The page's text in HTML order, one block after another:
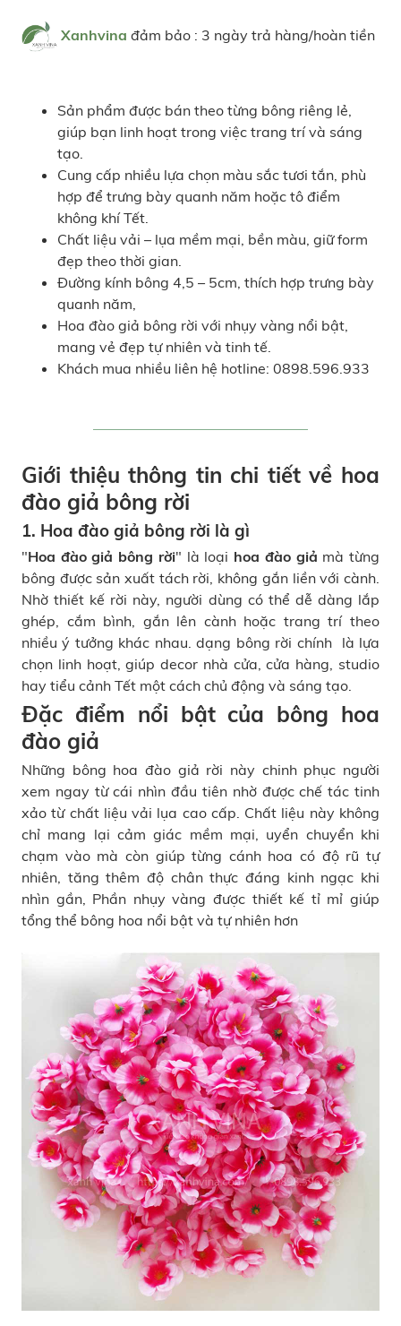
Xanhvina đảm bảo : 3 ngày trả hàng/hoàn tiền
Sản phẩm được bán theo từng bông riêng lẻ,
giúp bạn linh hoạt trong việc trang trí và sáng
tạo.
Cung cấp nhiều lựa chọn màu sắc tươi tắn, phù
hợp để trưng bày quanh năm hoặc tô điểm
không khí Tết.
Chất liệu vải – lụa mềm mại, bền màu, giữ form
đẹp theo thời gian.
Đường kính bông 4,5 – 5cm, thích hợp trưng bày
quanh năm,
Hoa đào giả bông rời với nhụy vàng nổi bật,
mang vẻ đẹp tự nhiên và tinh tế.
Khách mua nhiều liên hệ hotline: 0898.596.933
Giới thiệu thông tin chi tiết về hoa
đào giả bông rời
1. Hoa đào giả bông rời là gì
"Hoa đào giả bông rời" là loại hoa đào giả mà từng
bông được sản xuất tách rời, không gắn liền với cành.
Nhờ thiết kế rời này, người dùng có thể dễ dàng lắp
ghép, cắm bình, gắn lên cành hoặc trang trí theo
nhiều ý tưởng khác nhau. dạng bông rời chính là lựa
chọn linh hoạt, giúp decor nhà cửa, cửa hàng, studio
hay tiểu cảnh Tết một cách chủ động và sáng tạo.
Đặc điểm nổi bật của bông hoa
đào giả
Những bông hoa đào giả rời này chinh phục người
xem ngay từ cái nhìn đầu tiên nhờ được chế tác tinh
xảo từ chất liệu vải lụa cao cấp. Chất liệu này không
chỉ mang lại cảm giác mềm mại, uyển chuyển khi
chạm vào mà còn giúp từng cánh hoa có độ rũ tự
nhiên, tăng thêm độ chân thực đáng kinh ngạc khi
nhìn gần, Phần nhụy vàng được thiết kế tỉ mỉ giúp
tổng thể bông hoa nổi bật và tự nhiên hơn